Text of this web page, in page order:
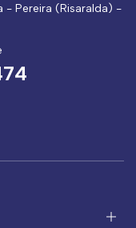
- Pereira (Risaralda) -